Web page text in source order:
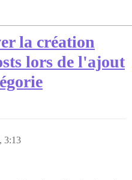
la création
lors de l'ajout
3:13